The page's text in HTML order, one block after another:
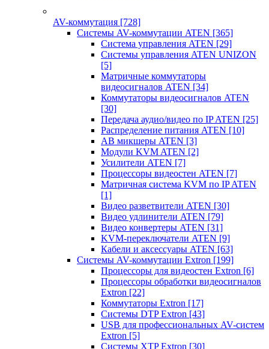
AV-коммутация [728]
Системы AV-коммутации ATEN [365]
Система управления ATEN [29]
Системы управления ATEN UNIZON
[5]
Матричные коммутаторы
видеосигналов ATEN [34]
Коммутаторы видеосигналов ATEN
[30]
Передача аудио/видео по IP ATEN [25]
Распределение питания ATEN [10]
АВ микшеры ATEN [3]
Модули KVM ATEN [2]
Усилители ATEN [7]
Процессоры видеостен ATEN [7]
Матричная система KVM по IP ATEN
[1]
Видео разветвители ATEN [30]
Видео удлинители ATEN [79]
Видео конвертеры ATEN [31]
KVM-переключатели ATEN [9]
Кабели и аксессуары ATEN [63]
Системы AV-коммутации Extron [199]
Процессоры для видеостен Extron [6]
Процессоры обработки видеосигналов
Extron [22]
Коммутаторы Extron [17]
Системы DTP Extron [43]
USB для профессиональных AV-систем
Extron [5]
Системы XTP Extron [30]